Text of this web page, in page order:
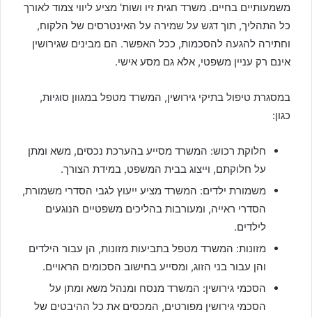
משמעותיים בחיים. משרד חגית זיו ושות' מציע ליווי צמוד לאורך
כל התהליך, תוך דגש על שמירה על האינטרסים של הלקוח,
וחתירה להגעה להסכמות, ככל האפשר. הם מבינים שגירושין
אינם רק עניין משפטי, אלא גם מסע אישי.
במסגרת טיפול בתיקי גירושין, המשרד מטפל במגוון סוגיות,
כגון:
חלוקת רכוש: המשרד מסייע בהערכת נכסים, משא ומתן
על חלוקתם, וייצוג בבית המשפט, במידת הצורך.
משמורת ילדים: המשרד מציע ייעוץ לגבי הסדרי משמורת,
הסדרי ראייה, ומעורבות בהליכים משפטיים הנוגעים
לילדים.
מזונות: המשרד מטפל בתביעות מזונות, הן עבור הילדים
והן עבור בני הזוג, ומסייע בחישוב הסכומים הראויים.
הסכמי גירושין: המשרד מנסח ומנהל משא ומתן על
הסכמי גירושין מפורטים, המכסים את כל ההיבטים של